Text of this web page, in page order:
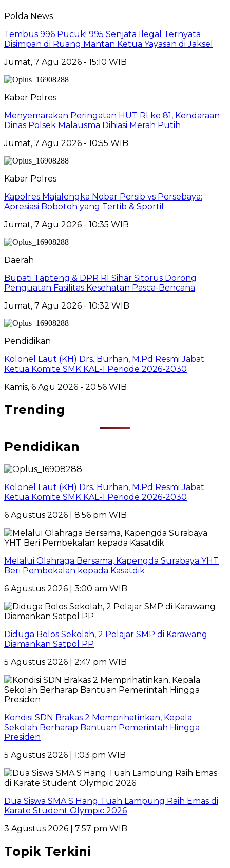
Polda News
Tembus 996 Pucuk! 995 Senjata Ilegal Ternyata
Disimpan di Ruang Mantan Ketua Yayasan di Jaksel
Jumat, 7 Agu 2026 - 15:10 WIB
Kabar Polres
Menyemarakan Peringatan HUT RI ke 81, Kendaraan
Dinas Polsek Malausma Dihiasi Merah Putih
Jumat, 7 Agu 2026 - 10:55 WIB
Kabar Polres
Kapolres Majalengka Nobar Persib vs Persebaya:
Apresiasi Bobotoh yang Tertib & Sportif
Jumat, 7 Agu 2026 - 10:35 WIB
Daerah
Bupati Tapteng & DPR RI Sihar Sitorus Dorong
Penguatan Fasilitas Kesehatan Pasca-Bencana
Jumat, 7 Agu 2026 - 10:32 WIB
Pendidikan
Kolonel Laut (KH) Drs. Burhan, M.Pd Resmi Jabat
Ketua Komite SMK KAL-1 Periode 2026-2030
Kamis, 6 Agu 2026 - 20:56 WIB
Trending
Pendidikan
Kolonel Laut (KH) Drs. Burhan, M.Pd Resmi Jabat
Ketua Komite SMK KAL-1 Periode 2026-2030
6 Agustus 2026 | 8:56 pm WIB
Melalui Olahraga Bersama, Kapengda Surabaya YHT
Beri Pembekalan kepada Kasatdik
6 Agustus 2026 | 3:00 am WIB
Diduga Bolos Sekolah, 2 Pelajar SMP di Karawang
Diamankan Satpol PP
5 Agustus 2026 | 2:47 pm WIB
Kondisi SDN Brakas 2 Memprihatinkan, Kepala
Sekolah Berharap Bantuan Pemerintah Hingga
Presiden
5 Agustus 2026 | 1:03 pm WIB
Dua Siswa SMA S Hang Tuah Lampung Raih Emas di
Karate Student Olympic 2026
3 Agustus 2026 | 7:57 pm WIB
Topik Terkini